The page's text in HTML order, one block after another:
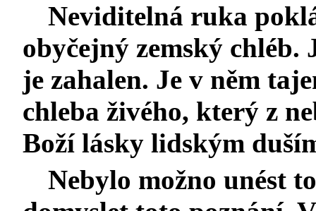
Neviditelná ruka
obyčejný zemský
je zahalen. Je v něm
chleba živého, který z
Boží lásky lidským
Nebylo možno unést